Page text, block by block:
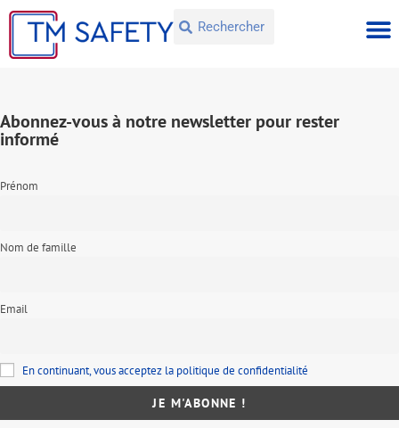
Abonnez-vous à notre newsletter pour rester
informé
Prénom
Nom de famille
Email
En continuant, vous acceptez la politique de confidentialité